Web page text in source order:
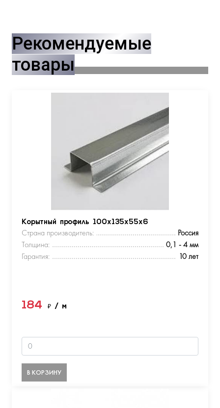
Рекомендуемые
товары
Корытный профиль 100х135х55х6
Страна производитель:
Россия
Толщина:
0,1 - 4 мм
Гарантия:
10 лет
184 ₽ / м
В КОРЗИНУ